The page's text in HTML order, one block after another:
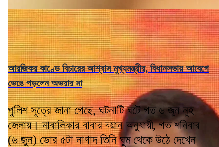
আরজিকর কাণ্ডে বিচারের আশ্বাস মুখ্যমন্ত্রীর, বিধানসভায় আবেগে
ভেঙে পড়লেন অভয়ার মা
পুলিশ সূত্রে জানা গেছে, ঘটনাটি ঘটে গত ৬ জুন নুহ
জেলায়। নাবালিকার বাবার বয়ান অনুযায়ী, গত শনিবার
(৬ জুন) ভোর ৫টা নাগাদ তিনি ঘুম থেকে উঠে দেখেন